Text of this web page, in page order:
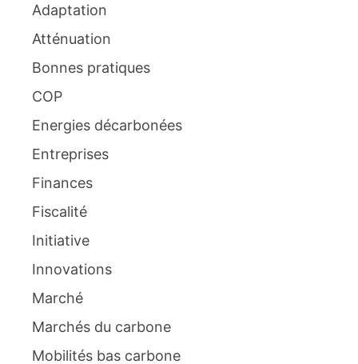
Adaptation
Atténuation
Bonnes pratiques
COP
Energies décarbonées
Entreprises
Finances
Fiscalité
Initiative
Innovations
Marché
Marchés du carbone
Mobilités bas carbone